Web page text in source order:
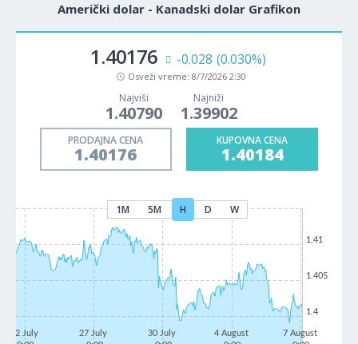
Američki dolar - Kanadski dolar Grafikon
1.40176 -0.028 (0.030%)
Osveži vreme: 8/7/2026 2:30
Najviši
1.40790
Najniži
1.39902
PRODAJNA CENA
1.40176
KUPOVNA CENA
1.40184
1M 5M H D W
22 July
27 July
30 July
4 August
7 August
1.4
1.405
1.41